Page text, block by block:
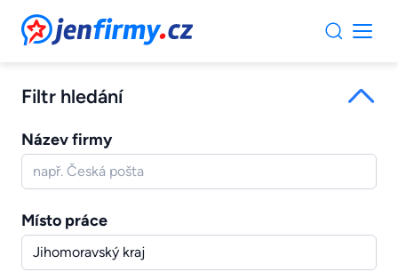
JenFirmy.cz
Filtr hledání
Název firmy
Místo práce